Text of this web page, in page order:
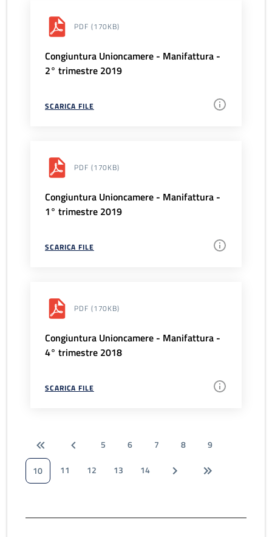
PDF (170KB)
Congiuntura Unioncamere - Manifattura -
2° trimestre 2019
SCARICA FILE
PDF (170KB)
Congiuntura Unioncamere - Manifattura -
1° trimestre 2019
SCARICA FILE
PDF (170KB)
Congiuntura Unioncamere - Manifattura -
4° trimestre 2018
SCARICA FILE
5 6 7 8
9
10
11 12 13 14